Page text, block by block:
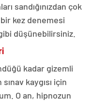
sandığınızdan çok
kez denemesi
düşünebilirsiniz.
kadar gizemli
kaygısı için
O an, hipnozun